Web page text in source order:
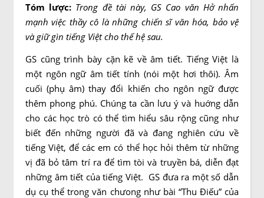
Tóm lược: Trong đề tài này, GS Cao văn Hở nhấn
mạnh việc thầy cô là những chiến sĩ văn hóa, bảo vệ
vàgiữ gìn tiếng Việt cho thế hệ sau.
GS cũng trình bày cặn kẽ về âm tiết. Tiếng Việt là
một ngôn ngữ âm tiết tính (nói một hơi thôi). Âm
cuối (phụ âm) thay đổi khiến cho ngôn ngữ được
thêm phong phú. Chúng ta cần lưu ý và huớng dẫn
cho các học trò có thể tìm hiểu sâu rộng cũng như
biết đến những người đã và đang nghiên cứu về
tiếng Việt, để các em có thể học hỏi thêm từ những
vị đã bỏ tâm trí ra để tìm tòi và truyền bá, diễn đạt
những âm tiết của tiếng Việt. GS đưa ra một số dẫn
dụ cụ thể trong văn chưong như bài “Thu Điếu” của